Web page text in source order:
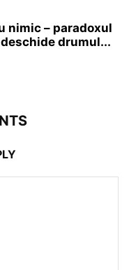
nimic – paradoxul
drumul...